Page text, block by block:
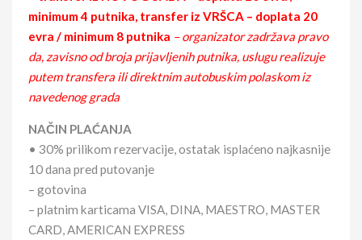
minimum 4 putnika, transfer iz VRŠCA – doplata 20
evra / minimum 8 putnika – organizator zadržava pravo
da, zavisno od broja prijavljenih putnika, uslugu realizuje
putem transfera ili direktnim autobuskim polaskom iz
navedenog grada
NAČIN PLAĆANJA
• 30% prilikom rezervacije, ostatak isplaćeno najkasnije
10 dana pred putovanje
– gotovina
– platnim karticama VISA, DINA, MAESTRO, MASTER
CARD, AMERICAN EXPRESS